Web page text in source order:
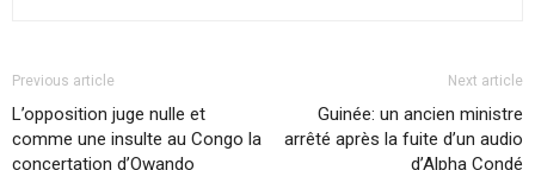
Previous article
L’opposition juge nulle et
comme une insulte au Congo la
concertation d’Owando
Next article
Guinée: un ancien ministre
arrêté après la fuite d’un audio
d’Alpha Condé